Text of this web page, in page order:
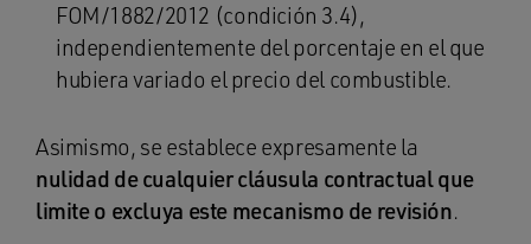
FOM/1882/2012 (condición 3.4),
independientemente del porcentaje en el que
hubiera variado el precio del combustible.
Asimismo, se establece expresamente la
nulidad de cualquier cláusula contractual que
limite o excluya este mecanismo de revisión.